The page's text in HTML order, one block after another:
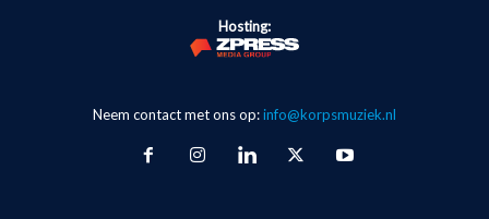
Hosting:
Neem contact met ons op:info@korpsmuziek.nl